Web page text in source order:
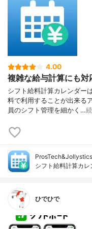
4.00
複雑な給与計算にも対
シフト給料計算カレンダー
料で利用することが出来る
員のシフト管理を細かく…
シフト給料計算カレ
ひでひで